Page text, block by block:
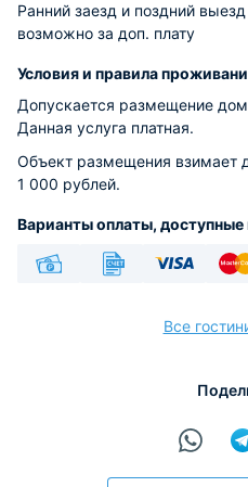
Ранний заезд и поздний
возможно за доп. плату
Условия и правила
Допускается размещение
Данная услуга платная.
Объект размещения взимает
1 000 рублей.
Варианты оплаты, доступные
Все